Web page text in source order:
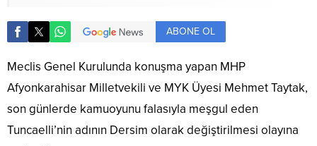
ABONE OL
Meclis Genel Kurulunda konuşma yapan MHP
Afyonkarahisar Milletvekili ve MYK Üyesi Mehmet Taytak,
son günlerde kamuoyunu falasıyla meşgul eden
Tuncaelli’nin adının Dersim olarak değiştirilmesi olayına